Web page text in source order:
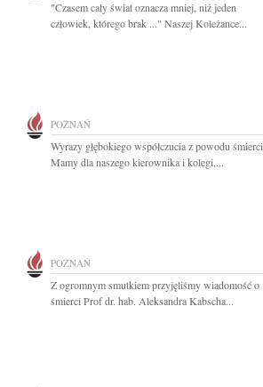
"Czasem cały świat oznacza mniej, niż jeden
człowiek, którego brak ..." Naszej Koleżance...
POZNAŃ
Wyrazy głębokiego współczucia z powodu śmierci
Mamy dla naszego kierownika i kolegi,...
POZNAŃ
Z ogromnym smutkiem przyjęliśmy wiadomość o
śmierci Prof dr. hab. Aleksandra Kabscha...